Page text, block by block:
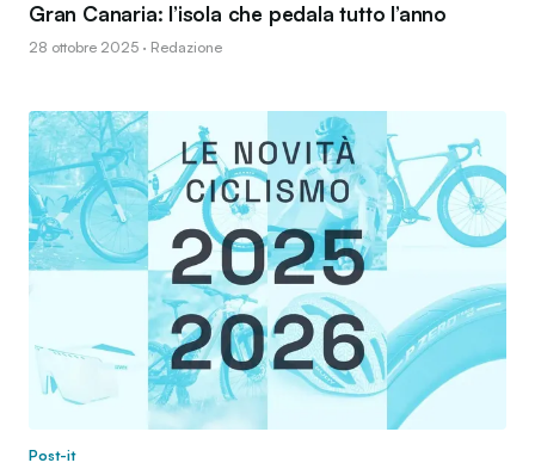
Gran Canaria: l’isola che pedala tutto l’anno
28 ottobre 2025 · Redazione
Post-it